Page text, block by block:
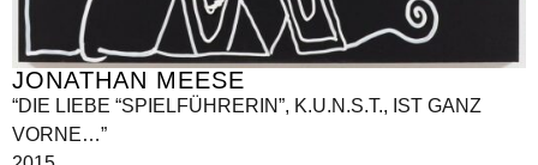
JONATHAN MEESE
“DIE LIEBE “SPIELFÜHRERIN”, K.U.N.S.T., IST GANZ
VORNE…”